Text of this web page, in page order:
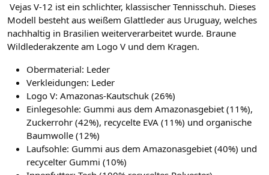
Vejas V-12 ist ein schlichter, klassischer Tennisschuh. Dieses
Modell besteht aus weißem Glattleder aus Uruguay, welches
nachhaltig in Brasilien weiterverarbeitet wurde. Braune
Wildlederakzente am Logo V und dem Kragen.
Obermaterial: Leder
Verkleidungen: Leder
Logo V: Amazonas-Kautschuk (26%)
Einlegesohle: Gummi aus dem Amazonasgebiet (11%),
Zuckerrohr (42%), recycelte EVA (11%) und organische
Baumwolle (12%)
Laufsohle: Gummi aus dem Amazonasgebiet (40%) und
recycelter Gummi (10%)